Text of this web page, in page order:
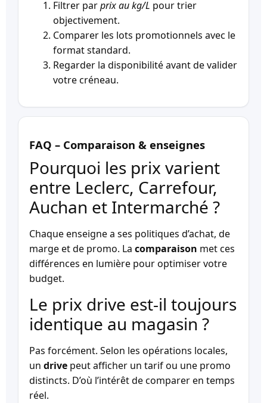
Filtrer parprix au kg/L pour trier
objectivement.
Comparer les lots promotionnels avec le
format standard.
Regarder la disponibilité avant de valider
votre créneau.
FAQ – Comparaison & enseignes
Pourquoi les prix varient
entre Leclerc, Carrefour,
Auchan et Intermarché ?
Chaque enseigne a ses politiques d’achat, de
marge et de promo. La comparaison met ces
différences en lumière pour optimiser votre
budget.
Le prix drive est-il toujours
identique au magasin ?
Pas forcément. Selon les opérations locales,
un drive peut afficher un tarif ou une promo
distincts. D’où l’intérêt de comparer en temps
réel.